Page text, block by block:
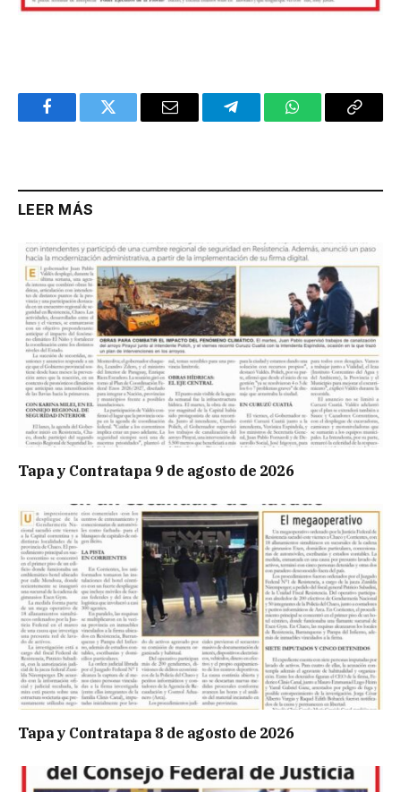
FacebookTwitter Email TelegramWhatsAppCopy
LEER MÁS
Tapa y Contratapa 9 de agosto de 2026
Tapa y Contratapa 8 de agosto de 2026